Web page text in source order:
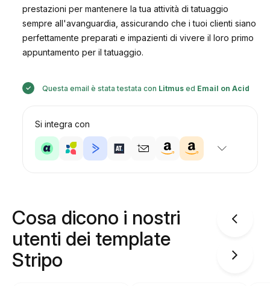
prestazioni per mantenere la tua attività di tatuaggio
sempre all'avanguardia, assicurando che i tuoi clienti siano
perfettamente preparati e impazienti di vivere il loro primo
appuntamento per il tatuaggio.
Questa email è stata testata con Litmused Email on Acid
Si integra con
Cosa dicono i nostri
utenti dei template
Stripo